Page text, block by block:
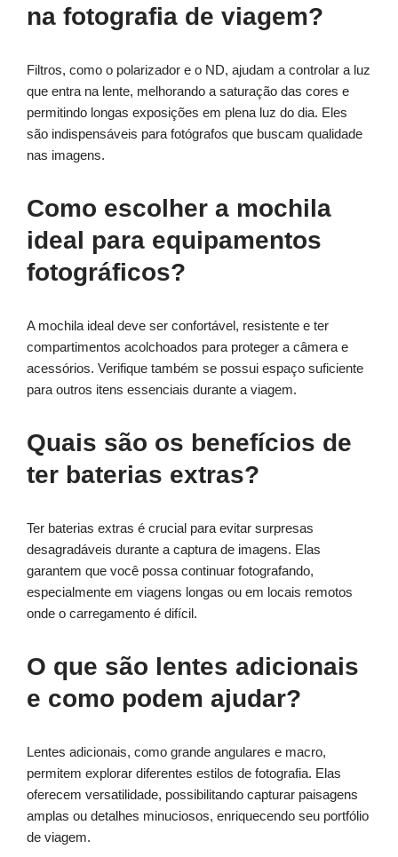
na fotografia de viagem?
Filtros, como o polarizador e o ND, ajudam a controlar a luz
que entra na lente, melhorando a saturação das cores e
permitindo longas exposições em plena luz do dia. Eles
são indispensáveis para fotógrafos que buscam qualidade
nas imagens.
Como escolher a mochila
ideal para equipamentos
fotográficos?
A mochila ideal deve ser confortável, resistente e ter
compartimentos acolchoados para proteger a câmera e
acessórios. Verifique também se possui espaço suficiente
para outros itens essenciais durante a viagem.
Quais são os benefícios de
ter baterias extras?
Ter baterias extras é crucial para evitar surpresas
desagradáveis durante a captura de imagens. Elas
garantem que você possa continuar fotografando,
especialmente em viagens longas ou em locais remotos
onde o carregamento é difícil.
O que são lentes adicionais
e como podem ajudar?
Lentes adicionais, como grande angulares e macro,
permitem explorar diferentes estilos de fotografia. Elas
oferecem versatilidade, possibilitando capturar paisagens
amplas ou detalhes minuciosos, enriquecendo seu portfólio
de viagem.